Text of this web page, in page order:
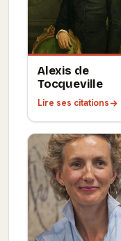
Alexis de
Tocqueville
Lire ses citations